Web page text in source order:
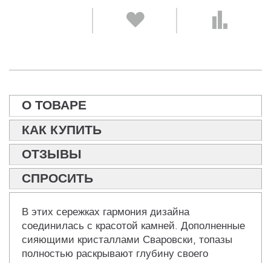
О ТОВАРЕ
КАК КУПИТЬ
ОТЗЫВЫ
СПРОСИТЬ
В этих сережках гармония дизайна
соединилась с красотой камней. Дополненные
сияющими кристаллами Сваровски, топазы
полностью раскрывают глубину своего